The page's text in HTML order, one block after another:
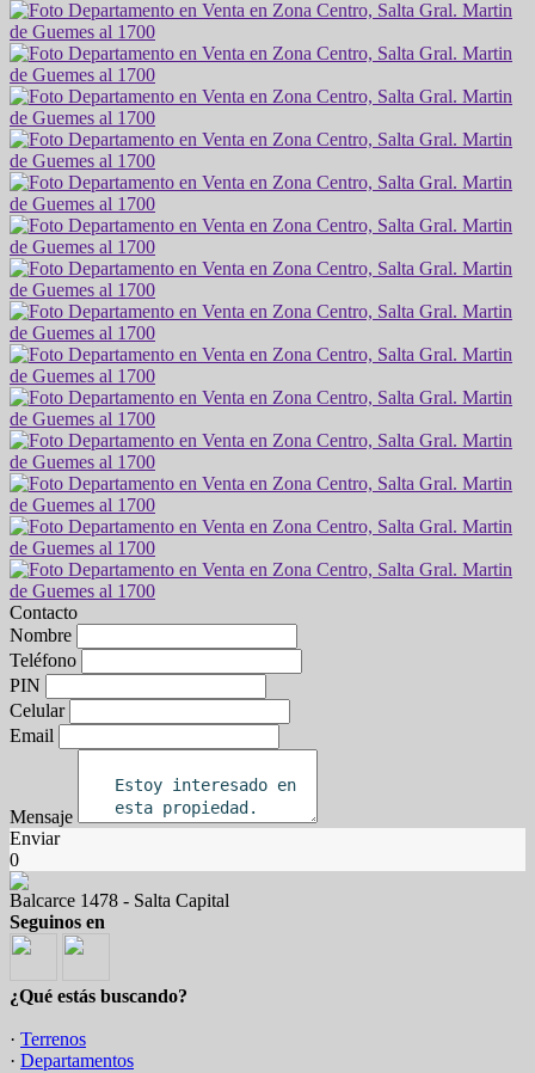
Contacto
Nombre
Teléfono
PIN
Celular
Email
Mensaje
Enviar
0
Balcarce 1478 - Salta Capital
Seguinos en
¿Qué estás buscando?
· Terrenos
· Departamentos